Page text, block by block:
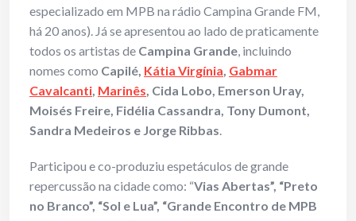
especializado em MPB na rádio Campina Grande FM,
há 20 anos). Já se apresentou ao lado de praticamente
todos os artistas de Campina Grande, incluindo
nomes como Capilé, Kátia Virgínia, Gabmar
Cavalcanti, Marinês, Cida Lobo, Emerson Uray,
Moisés Freire, Fidélia Cassandra, Tony Dumont,
Sandra Medeiros e Jorge Ribbas.
Participou e co-produziu espetáculos de grande
repercussão na cidade como: “Vias Abertas”, “Preto
no Branco”, “Sol e Lua”, “Grande Encontro de MPB